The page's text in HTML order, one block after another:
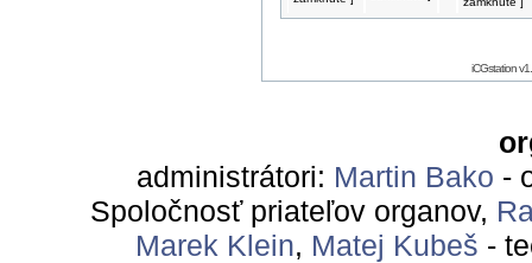
iCGstation
administrátori: Martin Bako -
Spoločnosť priateľov organov,
Marek Klein, Matej Kubeš -